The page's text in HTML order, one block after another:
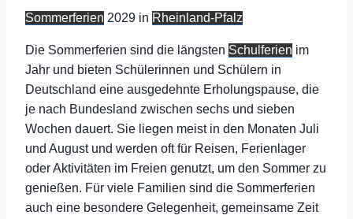
Sommerferien 2029 in Rheinland-Pfalz
Die Sommerferien sind die längsten Schulferien im
Jahr und bieten Schülerinnen und Schülern in
Deutschland eine ausgedehnte Erholungspause, die
je nach Bundesland zwischen sechs und sieben
Wochen dauert. Sie liegen meist in den Monaten Juli
und August und werden oft für Reisen, Ferienlager
oder Aktivitäten im Freien genutzt, um den Sommer zu
genießen. Für viele Familien sind die Sommerferien
auch eine besondere Gelegenheit, gemeinsame Zeit